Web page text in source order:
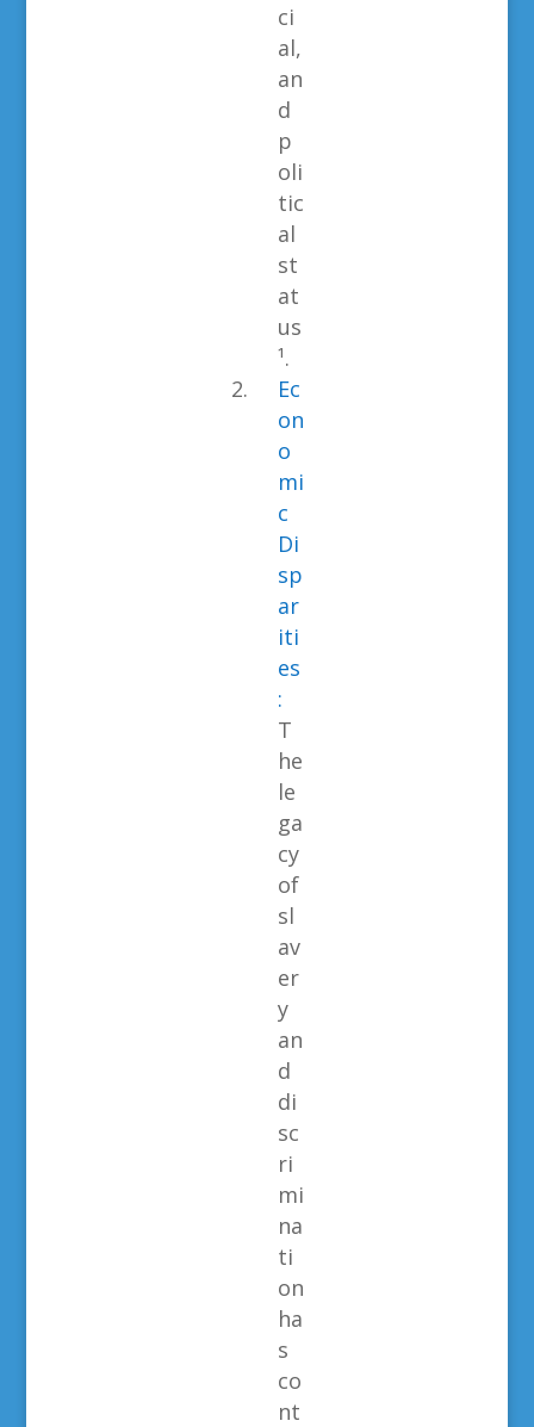
ci
al,
an
d
p
oli
tic
al
st
at
us
¹.
Ec
on
o
mi
c
Di
sp
ar
iti
es
:
T
he
le
ga
cy
of
sl
av
er
y
an
d
di
sc
ri
mi
na
ti
on
ha
s
co
nt